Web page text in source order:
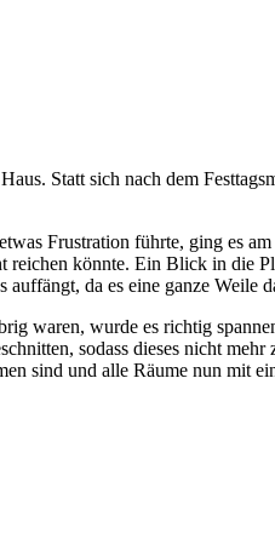
Statt sich nach dem
Frustration führte, ging es
könnte. Ein Blick in die
da es eine ganze Weile
waren, wurde es richtig
sodass dieses nicht
sind und alle Räume nun mit